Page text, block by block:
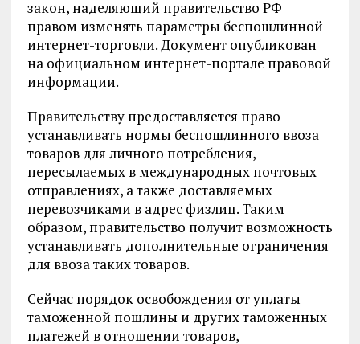
закон, наделяющий правительство РФ
правом изменять параметры беспошлинной
интернет-торговли. Документ опубликован
на официальном интернет-портале правовой
информации.
Правительству предоставляется право
устанавливать нормы беспошлинного ввоза
товаров для личного потребления,
пересылаемых в международных почтовых
отправлениях, а также доставляемых
перевозчиками в адрес физлиц. Таким
образом, правительство получит возможность
устанавливать дополнительные ограничения
для ввоза таких товаров.
Сейчас порядок освобождения от уплаты
таможенной пошлины и других таможенных
платежей в отношении товаров,